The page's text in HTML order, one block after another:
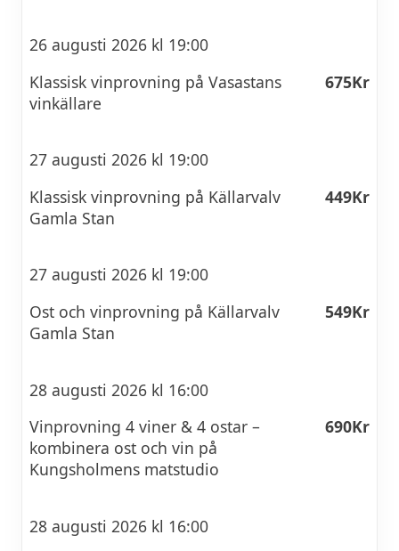
26 augusti 2026 kl 19:00
Klassisk vinprovning på Vasastans
vinkällare
675Kr
27 augusti 2026 kl 19:00
Klassisk vinprovning på Källarvalv
Gamla Stan
449Kr
27 augusti 2026 kl 19:00
Ost och vinprovning på Källarvalv
Gamla Stan
549Kr
28 augusti 2026 kl 16:00
Vinprovning 4 viner & 4 ostar –
kombinera ost och vin på
Kungsholmens matstudio
690Kr
28 augusti 2026 kl 16:00